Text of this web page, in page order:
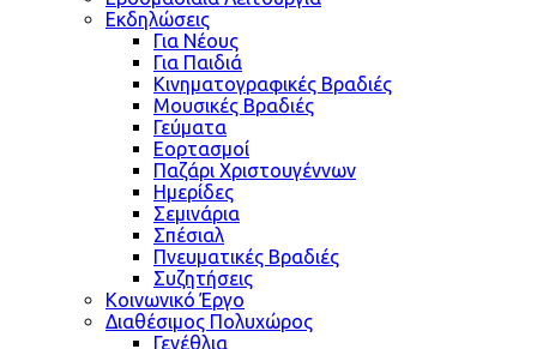
Εκδηλώσεις
Για Νέους
Για Παιδιά
Κινηματογραφικές Βραδιές
Μουσικές Βραδιές
Γεύματα
Εορτασμοί
Παζάρι Χριστουγέννων
Ημερίδες
Σεμινάρια
Σπέσιαλ
Πνευματικές Βραδιές
Συζητήσεις
Κοινωνικό Έργο
Διαθέσιμος Πολυχώρος
Γενέθλια